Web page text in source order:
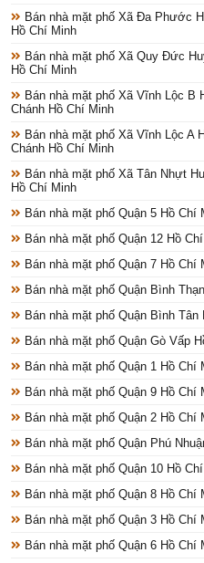
Bán nhà mặt phố Xã Đa Phước
Hồ Chí Minh
Bán nhà mặt phố Xã Quy Đức
Hồ Chí Minh
Bán nhà mặt phố Xã Vĩnh Lộc B
Chánh Hồ Chí Minh
Bán nhà mặt phố Xã Vĩnh Lộc A
Chánh Hồ Chí Minh
Bán nhà mặt phố Xã Tân Nhựt
Hồ Chí Minh
Bán nhà mặt phố Quận 5 Hồ Chí
Bán nhà mặt phố Quận 12 Hồ
Bán nhà mặt phố Quận 7 Hồ Chí
Bán nhà mặt phố Quận Bình
Bán nhà mặt phố Quận Bình Tân
Bán nhà mặt phố Quận Gò Vấp
Bán nhà mặt phố Quận 1 Hồ Chí
Bán nhà mặt phố Quận 9 Hồ Chí
Bán nhà mặt phố Quận 2 Hồ Chí
Bán nhà mặt phố Quận Phú
Bán nhà mặt phố Quận 10 Hồ
Bán nhà mặt phố Quận 8 Hồ Chí
Bán nhà mặt phố Quận 3 Hồ Chí
Bán nhà mặt phố Quận 6 Hồ Chí